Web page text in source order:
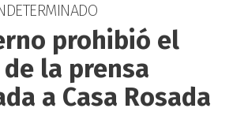
prohibió el
la prensa
a Casa Rosada